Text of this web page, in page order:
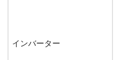
インバーター